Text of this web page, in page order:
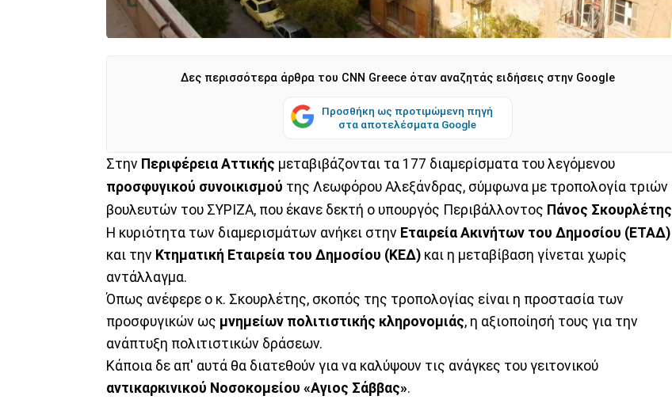
Δες περισσότερα άρθρα του CNN Greece όταν αναζητάς ειδήσεις στην Google
Προσθήκη ως προτιμώμενη πηγή
στα αποτελέσματα Google
Στην Περιφέρεια Αττικής μεταβιβάζονται τα 177 διαμερίσματα του λεγόμενου
προσφυγικού συνοικισμού της Λεωφόρου Αλεξάνδρας, σύμφωνα με τροπολογία τριών
βουλευτών του ΣΥΡΙΖΑ, που έκανε δεκτή ο υπουργός Περιβάλλοντος Πάνος Σκουρλέτης
Η κυριότητα των διαμερισμάτων ανήκει στην Εταιρεία Ακινήτων του Δημοσίου (ΕΤΑΔ)
και την Κτηματική Εταιρεία του Δημοσίου (ΚΕΔ) και η μεταβίβαση γίνεται χωρίς
αντάλλαγμα.
Όπως ανέφερε ο κ. Σκουρλέτης, σκοπός της τροπολογίας είναι η προστασία των
προσφυγικών ως μνημείων πολιτιστικής κληρονομιάς, η αξιοποίησή τους για την
ανάπτυξη πολιτιστικών δράσεων.
Κάποια δε απ' αυτά θα διατεθούν για να καλύψουν τις ανάγκες του γειτονικού
αντικαρκινικού Νοσοκομείου «Αγιος Σάββας».